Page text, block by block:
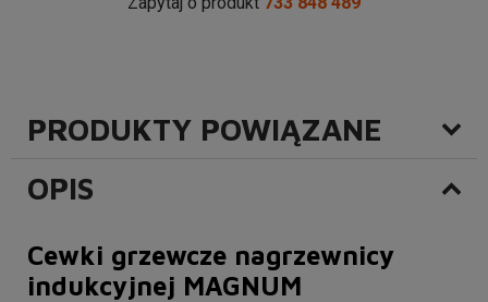
PRODUKTY POWIĄZANE
OPIS
Cewki grzewcze nagrzewnicy
indukcyjnej MAGNUM